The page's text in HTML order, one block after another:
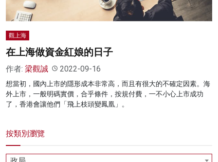
關於我們
觀上海
在上海做資金紅娘的日子
作者: 梁觀誠 2022-09-16
想當初，國內上市的隱形成本非常高，而且有很大的不確定因素。海
外上市，一般明碼實價，合乎條件，按規付費，一不小心上市成功
了，香港會讓他們「飛上枝頭變鳳凰」。
按類別瀏覽